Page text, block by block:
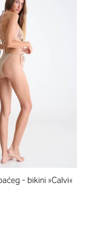
- bikini »Calvi«
obseg. Šiviljski
v višini
v višini bradavic
V razdelku 2.
katera globina
(A, B …) – iščite v
ga določili s